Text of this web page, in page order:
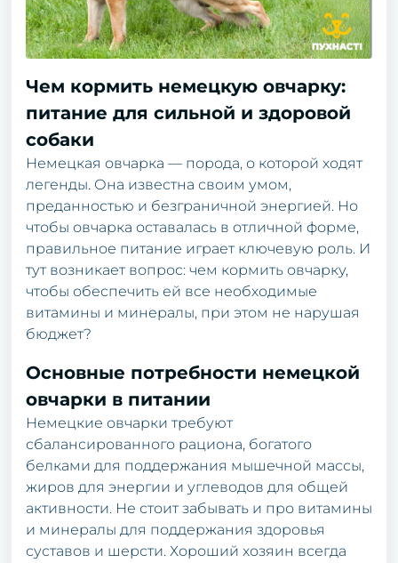
Чем кормить немецкую овчарку:
питание для сильной и здоровой
собаки
Немецкая овчарка — порода, о которой ходят
легенды. Она известна своим умом,
преданностью и безграничной энергией. Но
чтобы овчарка оставалась в отличной форме,
правильное питание играет ключевую роль. И
тут возникает вопрос: чем кормить овчарку,
чтобы обеспечить ей все необходимые
витамины и минералы, при этом не нарушая
бюджет?
Основные потребности немецкой
овчарки в питании
Немецкие овчарки требуют
сбалансированного рациона, богатого
белками для поддержания мышечной массы,
жиров для энергии и углеводов для общей
активности. Не стоит забывать и про витамины
и минералы для поддержания здоровья
суставов и шерсти. Хороший хозяин всегда